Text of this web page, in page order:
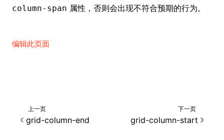
column-span 属性，否则会出现不符合预期的行为。
编辑此页面
上一页
grid-column-end
下一页
grid-column-start